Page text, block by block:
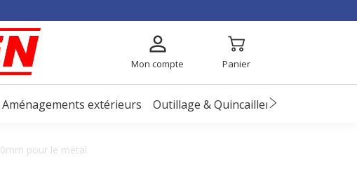
Mon compte Panier
Aménagements extérieurs Outillage & Quincaillerie
pour le métal